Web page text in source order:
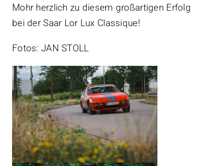
Mohr herzlich zu diesem großartigen Erfolg
bei der Saar Lor Lux Classique!
Fotos: JAN STOLL